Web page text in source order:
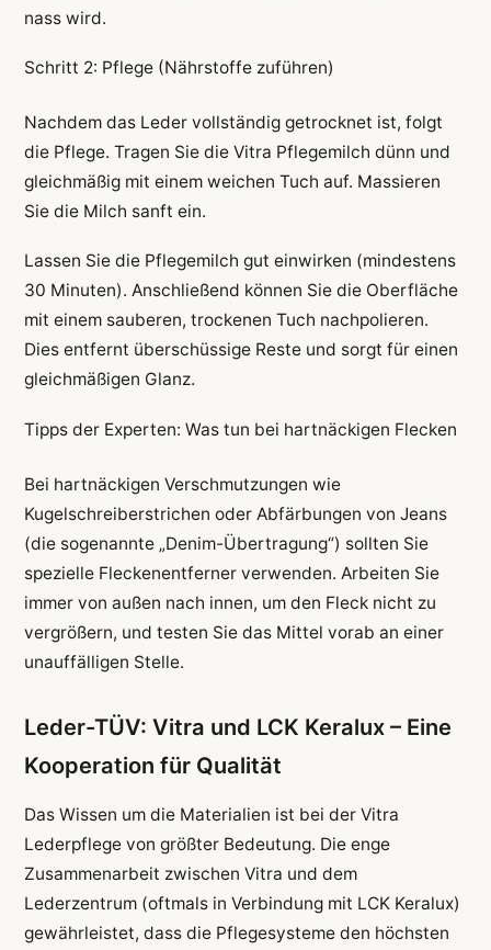
nass wird.
Schritt 2: Pflege (Nährstoffe zuführen)
Nachdem das Leder vollständig getrocknet ist, folgt
die Pflege. Tragen Sie die Vitra Pflegemilch dünn und
gleichmäßig mit einem weichen Tuch auf. Massieren
Sie die Milch sanft ein.
Lassen Sie die Pflegemilch gut einwirken (mindestens
30 Minuten). Anschließend können Sie die Oberfläche
mit einem sauberen, trockenen Tuch nachpolieren.
Dies entfernt überschüssige Reste und sorgt für einen
gleichmäßigen Glanz.
Tipps der Experten: Was tun bei hartnäckigen Flecken
Bei hartnäckigen Verschmutzungen wie
Kugelschreiberstrichen oder Abfärbungen von Jeans
(die sogenannte „Denim-Übertragung“) sollten Sie
spezielle Fleckenentferner verwenden. Arbeiten Sie
immer von außen nach innen, um den Fleck nicht zu
vergrößern, und testen Sie das Mittel vorab an einer
unauffälligen Stelle.
Leder-TÜV: Vitra und LCK Keralux – Eine
Kooperation für Qualität
Das Wissen um die Materialien ist bei der Vitra
Lederpflege von größter Bedeutung. Die enge
Zusammenarbeit zwischen Vitra und dem
Lederzentrum (oftmals in Verbindung mit LCK Keralux)
gewährleistet, dass die Pflegesysteme den höchsten